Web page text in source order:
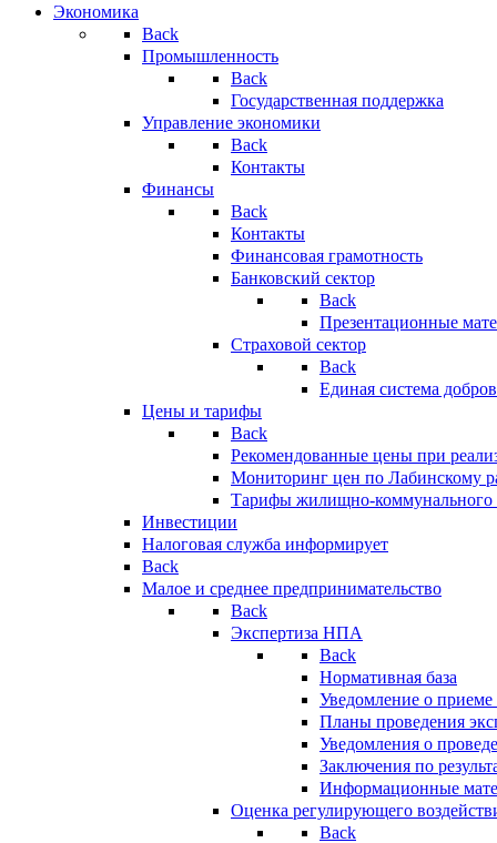
Экономика
Back
Промышленность
Back
Государственная поддержка
Управление экономики
Back
Контакты
Финансы
Back
Контакты
Финансовая грамотность
Банковский сектор
Back
Презентационные
Страховой сектор
Back
Единая система
Цены и тарифы
Back
Рекомендованные цены при
Мониторинг цен по Лабинскому
Тарифы жилищно-коммунального
Инвестиции
Налоговая служба информирует
Back
Малое и среднее предпринимательство
Back
Экспертиза НПА
Back
Нормативная база
Уведомление о
Планы проведения
Уведомления о
Заключения по
Информационные
Оценка регулирующего
Back